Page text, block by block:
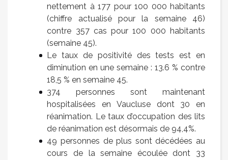
nettement à 177 pour 100 000 habitants
(chiffre actualisé pour la semaine 46)
contre 357 cas pour 100 000 habitants
(semaine 45).
Le taux de positivité des tests est en
diminution en une semaine : 13.6 % contre
18,5 % en semaine 45.
374 personnes sont maintenant
hospitalisées en Vaucluse dont 30 en
réanimation. Le taux d’occupation des lits
de réanimation est désormais de 94,4%.
49 personnes de plus sont décédées au
cours de la semaine écoulée dont 33